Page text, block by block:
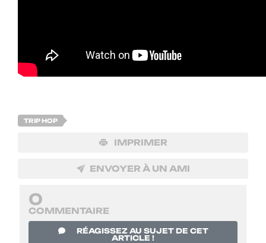
TRIP HOP
IMPRIMER
ENVOYER À UN AMI
0
COMMENTAIRE
RÉAGISSEZ AU SUJET DE CET
ARTICLE !